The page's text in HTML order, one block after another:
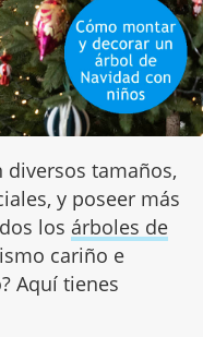
diversos tamaños,
y poseer más
los árboles de
cariño e
Aquí tienes